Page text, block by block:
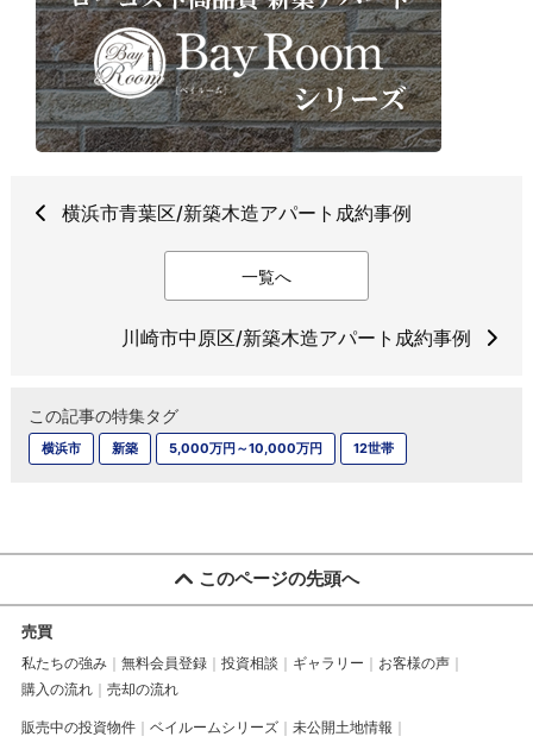
横浜市青葉区/新築木造アパート成約事例
一覧へ
川崎市中原区/新築木造アパート成約事例
この記事の特集タグ
横浜市 新築 5,000万円～10,000万円 12世帯
このページの先頭へ
売買
私たちの強み 無料会員登録 投資相談 ギャラリー
お客様の声
購入の流れ
売却の流れ
販売中の投資物件 ベイルームシリーズ
未公開土地情報